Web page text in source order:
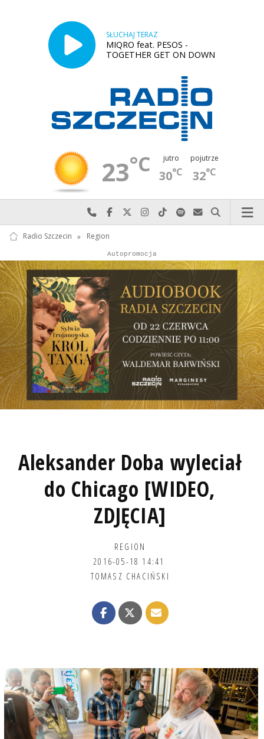
SŁUCHAJ TERAZ
MIQRO feat. PESOS -
TOGETHER GET ON DOWN
23°C jutro
30°C
pojutrze
32°C
Najlepiej po prostu do nas zadzwoń
Odwiedź nas na Facebook-u
Odwiedź nas na X
Odwiedź nas na Instagram-ie
Odwiedź nas na TikTok-u
Szukaj nas na Spotify
Wyślij do nas
Szukaj
Radio Szczecin » Region
Reklama
Autopromocja
Aleksander Doba wyleciał
do Chicago [WIDEO,
ZDJĘCIA]
REGION
2016-05-18 14:41
TOMASZ CHACIŃSKI